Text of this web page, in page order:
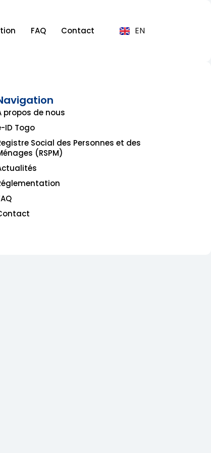
FAQ Contact EN
propos de nous
ID Togo
Social des Personnes et des
(RSPM)